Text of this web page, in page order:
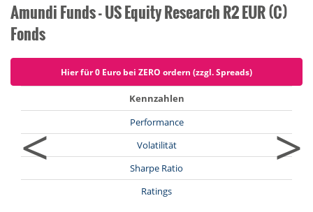
Amundi Funds - US Equity Research R2 EUR (C)
Fonds
Hier für 0 Euro bei ZERO ordern (zzgl. Spreads)
<
Kennzahlen
Performance
Volatilität
Sharpe Ratio
Ratings
>